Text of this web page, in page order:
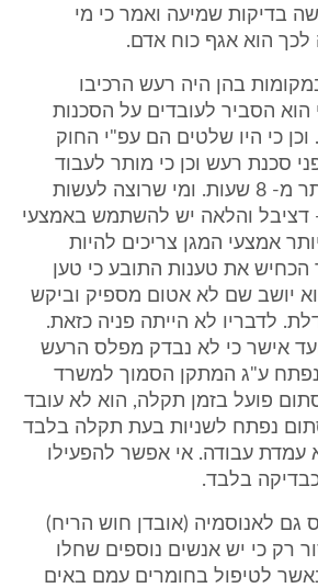
בדיקות שמיעה ואמר כי מי
הוא אגף כוח אדם.
בהן היה רעש הרכיבו
הוא הסביר לעובדים על הסכנות
כי היו שלטים הם עפ"י החוק
סכנת רעש וכן כי מותר לעבוד
באיזור הרעש לא יותר מ- 8 שעות. ומי שרוצה לעשות
נוספות, מ85- דציבל והלאה יש להשתמש באמצעי
אמצעי המגן צריכים להיות
הכחיש את טענות התובע כי טען
יושב שם לא אטום מספיק וביקש
לדבריו לא הייתה פניה כזאת.
אישר כי לא נבדק מפלס הרעש
ע"ג המתקן הסמוך למשרד
פועל בזמן תקלה, הוא לא עובד
נפתח לשניות בעת תקלה בלבד
עמדת עבודה. אי אפשר להפעילו
בלבד.
גם לאנוסמיה (אובדן חוש הריח)
רק כי יש אנשים נוספים שחלו
לטיפול בחומרים עמם באים